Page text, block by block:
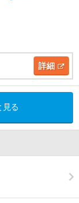
詳細
見る